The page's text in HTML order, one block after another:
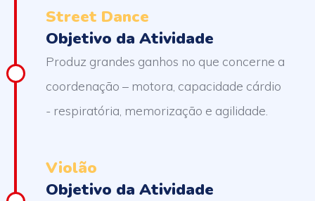
Street Dance
Objetivo da Atividade
Produz grandes ganhos no que concerne a
coordenação – motora, capacidade cárdio
- respiratória, memorização e agilidade.
Violão
Objetivo da Atividade